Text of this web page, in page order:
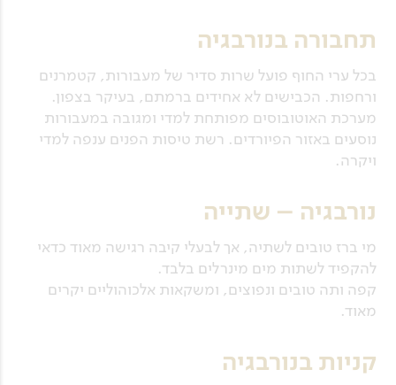
תחבורה בנורבגיה
בכל ערי החוף פועל שרות סדיר של מעבורות, קטמרנים
ורחפות. הכבישים לא אחידים ברמתם, בעיקר בצפון.
מערכת האוטובוסים מפותחת למדי ומגובה במעבורות
נוסעים באזור הפיורדים. רשת טיסות הפנים ענפה למדי
ויקרה.
נורבגיה – שתייה
מי ברז טובים לשתיה, אך לבעלי קיבה רגישה מאוד כדאי
להקפיד לשתות מים מינרלים בלבד.
קפה ותה טובים ונפוצים, ומשקאות אלכוהוליים יקרים
מאוד.
קניות בנורבגיה